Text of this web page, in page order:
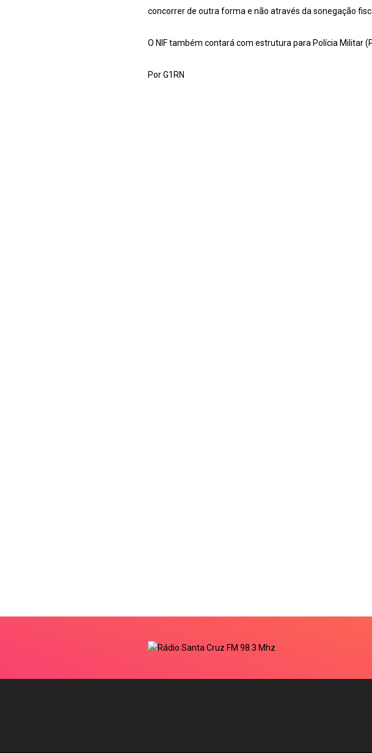
concorrer de outra forma e não através da sonegação
O NIF também contará com estrutura para Polícia Militar
Por G1RN